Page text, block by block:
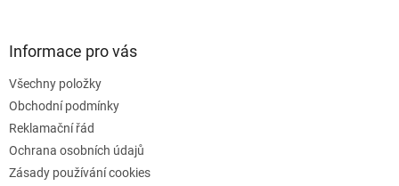
Informace pro vás
Všechny položky
Obchodní podmínky
Reklamační řád
Ochrana osobních údajů
Zásady používání cookies